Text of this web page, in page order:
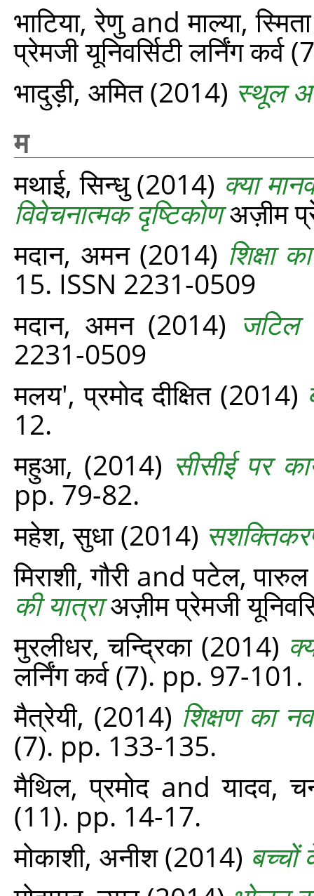
भाटिया, रेणुandमाल्या, स्मिता
प्रेमजी यूनिवर्सिटी लर्निंग
भादुड़ी, अमित(2014) स्थूल
म
मथाई, सिन्धु(2014) क्या
विवेचनात्मक दृष्टिकोणअज़ीम
मदान, अमन(2014) शिक्षा
15. ISSN 2231-0509
मदान, अमन(2014) जटिल
2231-0509
मलय', प्रमोद दीक्षित(2014)
12.
महुआ, (2014) सीसीई पर
pp. 79-82.
महेश, सुधा(2014)
मिराशी, गौरीandपटेल, पारुल
की यात्राअज़ीम प्रेमजी
मुरलीधर, चन्द्रिका(2014)
लर्निंग कर्व (7). pp. 97-101.
मैत्रेयी, (2014) शिक्षण का
(7). pp. 133-135.
मैथिल, प्रमोद andयादव,
(11). pp. 14-17.
मोकाशी, अनीश(2014) बच्चों